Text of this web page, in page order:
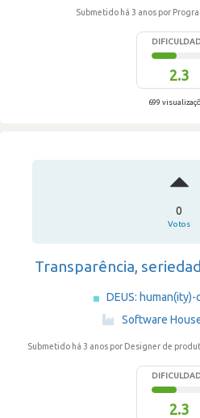
Submetido há 3 anos por
2.3
699
0
Votos
Transparência,
DEUS:
Software
Submetido há 3 anos por Designer de
2.3